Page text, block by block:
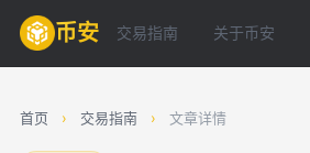
币安 交易指南 关于币安
首页 › 交易指南 › 文章详情